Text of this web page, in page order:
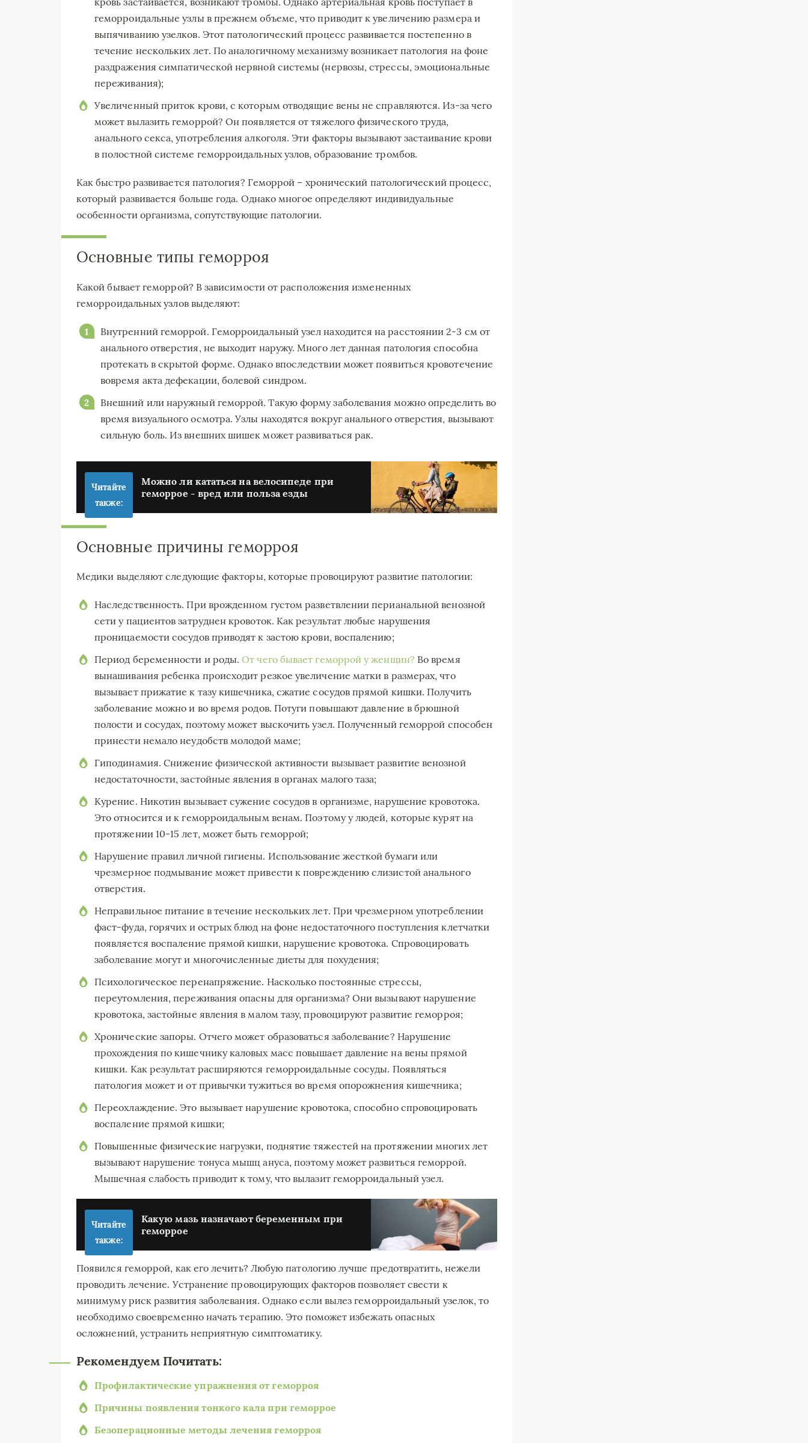
геморроидальные узлы в прежнем объеме, что приводит к увеличению размера и
выпячиванию узелков. Этот патологический процесс развивается постепенно в
течение нескольких лет. По аналогичному механизму возникает патология на фоне
раздражения симпатической нервной системы (нервозы, стрессы, эмоциональные
переживания);
Увеличенный приток крови, с которым отводящие вены не справляются. Из-за чего
может вылазить геморрой? Он появляется от тяжелого физического труда,
анального секса, употребления алкоголя. Эти факторы вызывают застаивание крови
в полостной системе геморроидальных узлов, образование тромбов.
Как быстро развивается патология? Геморрой – хронический патологический процесс,
который развивается больше года. Однако многое определяют индивидуальные
особенности организма, сопутствующие патологии.
Основные типы геморроя
Какой бывает геморрой? В зависимости от расположения измененных
геморроидальных узлов выделяют:
Внутренний геморрой. Геморроидальный узел находится на расстоянии 2-3 см от
анального отверстия, не выходит наружу. Много лет данная патология способна
протекать в скрытой форме. Однако впоследствии может появиться кровотечение
вовремя акта дефекации, болевой синдром.
Внешний или наружный геморрой. Такую форму заболевания можно определить во
время визуального осмотра. Узлы находятся вокруг анального отверстия, вызывают
сильную боль. Из внешних шишек может развиваться рак.
Читайте
также:
Можно ли кататься на велосипеде при
геморрое - вред или польза езды
Основные причины геморроя
Медики выделяют следующие факторы, которые провоцируют развитие патологии:
Наследственность. При врожденном густом разветвлении перианальной венозной
сети у пациентов затруднен кровоток. Как результат любые нарушения
проницаемости сосудов приводят к застою крови, воспалению;
Период беременности и роды.От чего бывает геморрой у женщин? Во время
вынашивания ребенка происходит резкое увеличение матки в размерах, что
вызывает прижатие к тазу кишечника, сжатие сосудов прямой кишки. Получить
заболевание можно и во время родов. Потуги повышают давление в брюшной
полости и сосудах, поэтому может выскочить узел. Полученный геморрой способен
принести немало неудобств молодой маме;
Гиподинамия. Снижение физической активности вызывает развитие венозной
недостаточности, застойные явления в органах малого таза;
Курение. Никотин вызывает сужение сосудов в организме, нарушение кровотока.
Это относится и к геморроидальным венам. Поэтому у людей, которые курят на
протяжении 10-15 лет, может быть геморрой;
Нарушение правил личной гигиены. Использование жесткой бумаги или
чрезмерное подмывание может привести к повреждению слизистой анального
отверстия.
Неправильное питание в течение нескольких лет. При чрезмерном употреблении
фаст-фуда, горячих и острых блюд на фоне недостаточного поступления клетчатки
появляется воспаление прямой кишки, нарушение кровотока. Спровоцировать
заболевание могут и многочисленные диеты для похудения;
Психологическое перенапряжение. Насколько постоянные стрессы,
переутомления, переживания опасны для организма? Они вызывают нарушение
кровотока, застойные явления в малом тазу, провоцируют развитие геморроя;
Хронические запоры. Отчего может образоваться заболевание? Нарушение
прохождения по кишечнику каловых масс повышает давление на вены прямой
кишки. Как результат расширяются геморроидальные сосуды. Появляться
патология может и от привычки тужиться во время опорожнения кишечника;
Переохлаждение. Это вызывает нарушение кровотока, способно спровоцировать
воспаление прямой кишки;
Повышенные физические нагрузки, поднятие тяжестей на протяжении многих лет
вызывают нарушение тонуса мышц ануса, поэтому может развиться геморрой.
Мышечная слабость приводит к тому, что вылазит геморроидальный узел.
Читайте
также:
Какую мазь назначают беременным при
геморрое
Появился геморрой, как его лечить? Любую патологию лучше предотвратить, нежели
проводить лечение. Устранение провоцирующих факторов позволяет свести к
минимуму риск развития заболевания. Однако если вылез геморроидальный узелок, то
необходимо своевременно начать терапию. Это поможет избежать опасных
осложнений, устранить неприятную симптоматику.
Рекомендуем Почитать:
Профилактические упражнения от геморроя
Причины появления тонкого кала при геморрое
Безоперационные методы лечения геморроя